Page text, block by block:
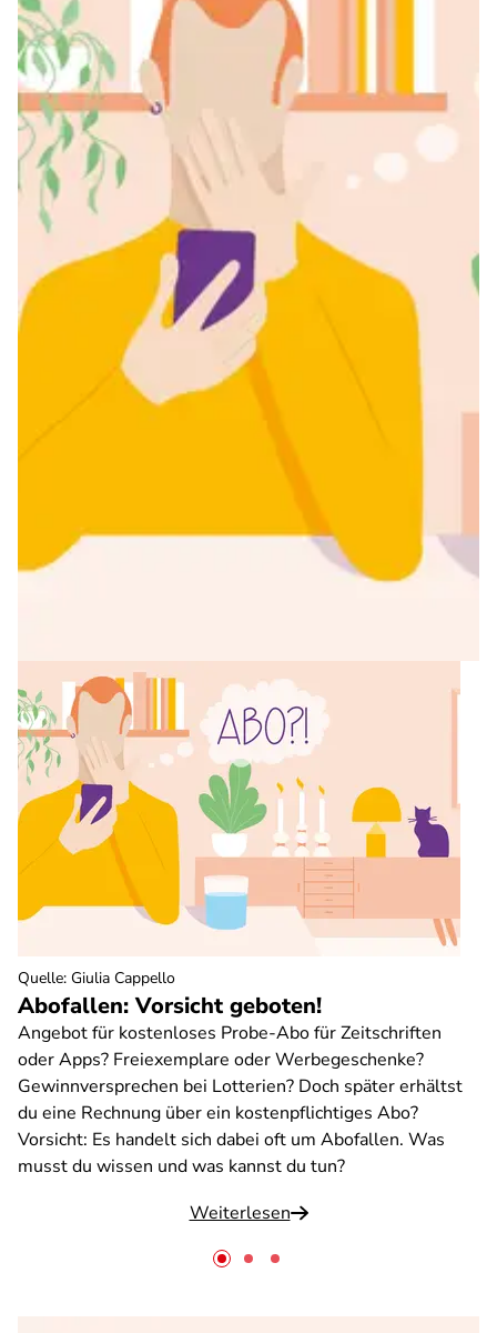
Abofallen: Vorsicht geboten!
Angebot für kostenloses Probe-Abo für Zeitschriften
oder Apps? Freiexemplare oder Werbegeschenke?
Gewinnversprechen bei Lotterien? Doch später erhältst
du eine Rechnung über ein kostenpflichtiges Abo?
Vorsicht: Es handelt sich dabei oft um Abofallen. Was
musst du wissen und was kannst du tun?
Weiterlesen
Quelle: Giulia Cappello